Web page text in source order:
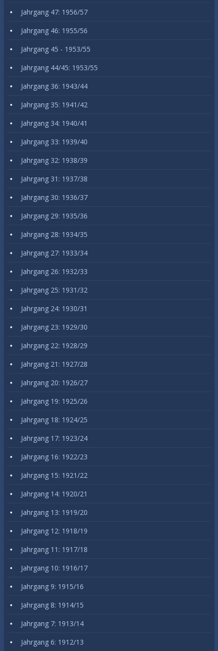
Jahrgang 47: 1956/57
Jahrgang 46: 1955/56
Jahrgang 45 - 1953/55
Jahrgang 44/45: 1953/55
Jahrgang 36: 1943/44
Jahrgang 35: 1941/42
Jahrgang 34: 1940/41
Jahrgang 33: 1939/40
Jahrgang 32: 1938/39
Jahrgang 31: 1937/38
Jahrgang 30: 1936/37
Jahrgang 29: 1935/36
Jahrgang 28: 1934/35
Jahrgang 27: 1933/34
Jahrgang 26: 1932/33
Jahrgang 25: 1931/32
Jahrgang 24: 1930/31
Jahrgang 23: 1929/30
Jahrgang 22: 1928/29
Jahrgang 21: 1927/28
Jahrgang 20: 1926/27
Jahrgang 19: 1925/26
Jahrgang 18: 1924/25
Jahrgang 17: 1923/24
Jahrgang 16: 1922/23
Jahrgang 15: 1921/22
Jahrgang 14: 1920/21
Jahrgang 13: 1919/20
Jahrgang 12: 1918/19
Jahrgang 11: 1917/18
Jahrgang 10: 1916/17
Jahrgang 9: 1915/16
Jahrgang 8: 1914/15
Jahrgang 7: 1913/14
Jahrgang 6: 1912/13